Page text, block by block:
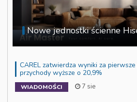
Nowe jednostki ścienne
CAREL zatwierdza wyniki za pierwsze
przychody wyższe o 20,9%
WIADOMOŚCI 7 sie